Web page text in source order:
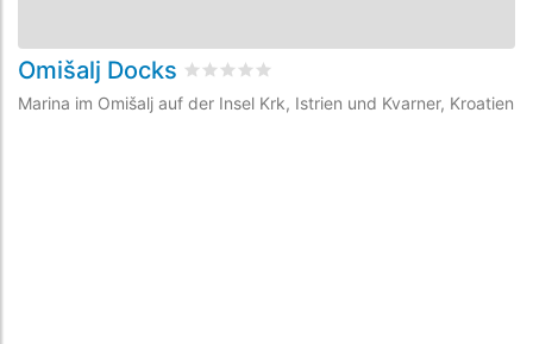
Omišalj Docks bewertet0
Marina im Omišalj auf der Insel Krk, Istrien und Kvarner, Kroatien